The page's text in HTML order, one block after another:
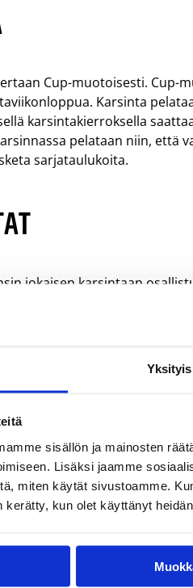
sisällön ja mainosten
Lisäksi jaamme
miten käytät sivustoamme.
kerätty, kun olet käyttänyt
Cup-muotoisesti. Cup-
Karsinta
karsintakierroksella
pelataan niin, että
sarjataulukoita.
jokaisen karsintaan
on tehty yhteenveto,
rankingtyöryhmät ovat
rankingiä varten.
Marianne Koskinen